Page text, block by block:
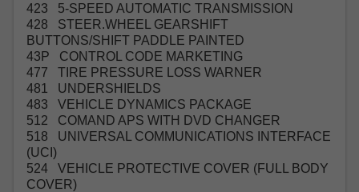
423 5-SPEED AUTOMATIC TRANSMISSION
428 STEER.WHEEL GEARSHIFT
BUTTONS/SHIFT PADDLE PAINTED
43P CONTROL CODE MARKETING
477 TIRE PRESSURE LOSS WARNER
481 UNDERSHIELDS
483 VEHICLE DYNAMICS PACKAGE
512 COMAND APS WITH DVD CHANGER
518 UNIVERSAL COMMUNICATIONS INTERFACE
(UCI)
524 VEHICLE PROTECTIVE COVER (FULL BODY
COVER)